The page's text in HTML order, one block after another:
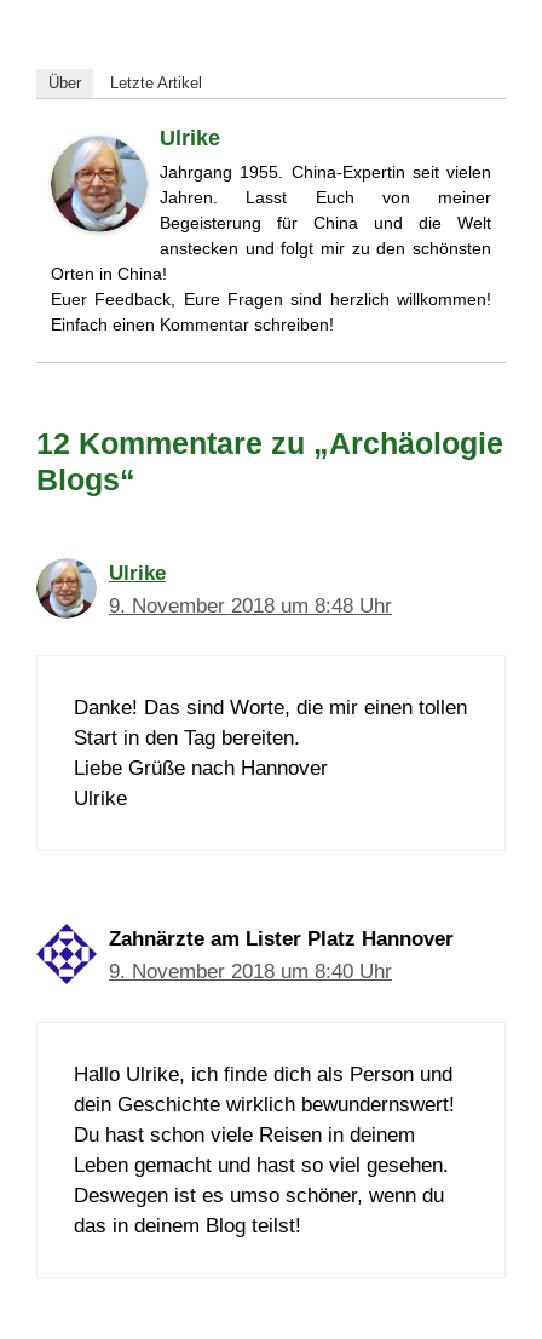
Über Letzte Artikel
Ulrike
Jahrgang 1955. China-Expertin seit vielen
Jahren. Lasst Euch von meiner
Begeisterung für China und die Welt
anstecken und folgt mir zu den schönsten
Orten in China!
Euer Feedback, Eure Fragen sind herzlich willkommen!
Einfach einen Kommentar schreiben!
12 Kommentare zu „Archäologie
Blogs“
Ulrike
9. November 2018 um 8:48 Uhr
Danke! Das sind Worte, die mir einen tollen
Start in den Tag bereiten.
Liebe Grüße nach Hannover
Ulrike
Zahnärzte am Lister Platz Hannover
9. November 2018 um 8:40 Uhr
Hallo Ulrike, ich finde dich als Person und
dein Geschichte wirklich bewundernswert!
Du hast schon viele Reisen in deinem
Leben gemacht und hast so viel gesehen.
Deswegen ist es umso schöner, wenn du
das in deinem Blog teilst!